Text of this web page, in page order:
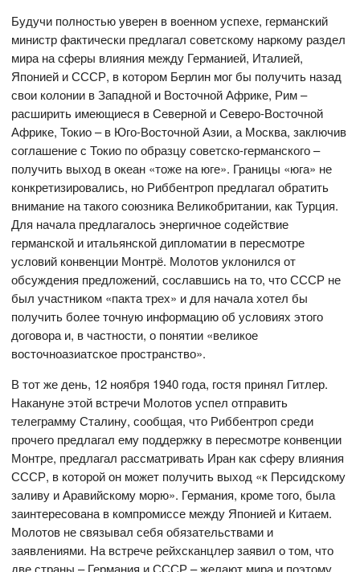
Будучи полностью уверен в военном успехе, германский
министр фактически предлагал советскому наркому раздел
мира на сферы влияния между Германией, Италией,
Японией и СССР, в котором Берлин мог бы получить назад
свои колонии в Западной и Восточной Африке, Рим –
расширить имеющиеся в Северной и Северо-Восточной
Африке, Токио – в Юго-Восточной Азии, а Москва, заключив
соглашение с Токио по образцу советско-германского –
получить выход в океан «тоже на юге». Границы «юга» не
конкретизировались, но Риббентроп предлагал обратить
внимание на такого союзника Великобритании, как Турция.
Для начала предлагалось энергичное содействие
германской и итальянской дипломатии в пересмотре
условий конвенции Монтрё. Молотов уклонился от
обсуждения предложений, сославшись на то, что СССР не
был участником «пакта трех» и для начала хотел бы
получить более точную информацию об условиях этого
договора и, в частности, о понятии «великое
восточноазиатское пространство».
В тот же день, 12 ноября 1940 года, гостя принял Гитлер.
Накануне этой встречи Молотов успел отправить
телеграмму Сталину, сообщая, что Риббентроп среди
прочего предлагал ему поддержку в пересмотре конвенции
Монтре, предлагал рассматривать Иран как сферу влияния
СССР, в которой он может получить выход «к Персидскому
заливу и Аравийскому морю». Германия, кроме того, была
заинтересована в компромиссе между Японией и Китаем.
Молотов не связывал себя обязательствами и
заявлениями. На встрече рейхсканцлер заявил о том, что